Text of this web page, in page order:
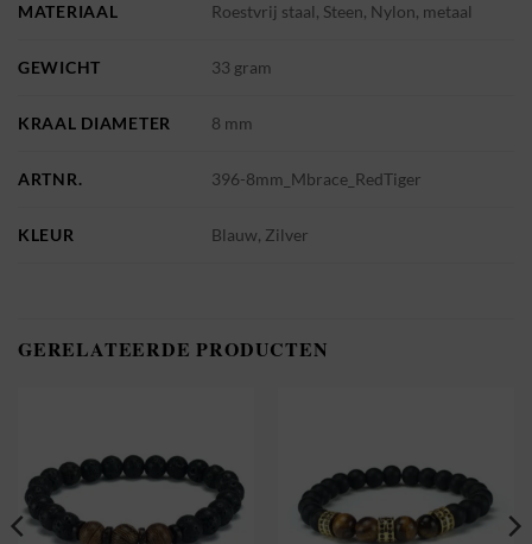
MATERIAAL Roestvrij staal, Steen, Nylon, metaal
GEWICHT 33 gram
KRAAL DIAMETER 8 mm
ARTNR. 396-8mm_Mbrace_RedTiger
KLEUR Blauw, Zilver
GERELATEERDE PRODUCTEN